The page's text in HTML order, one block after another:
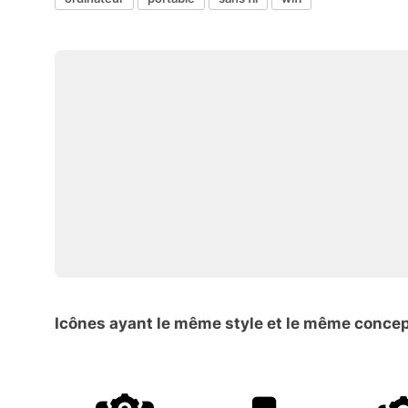
Icônes ayant le même style et le même